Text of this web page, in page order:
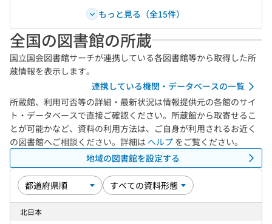
もっと見る（全15件）
全国の図書館の所蔵
国立国会図書館サーチが連携している各図書館等から取得した所
蔵情報を表示します。
連携している機関・データベースの一覧
所蔵館、利用可否等の詳細・最新状況は情報提供元の各館のサイ
ト・データベースで直接ご確認ください。所蔵館から取寄せるこ
とが可能かなど、資料の利用方法は、ご自身が利用されるお近く
の図書館へご相談ください。詳細は ヘルプ をご覧ください。
地域の図書館を設定する
北日本